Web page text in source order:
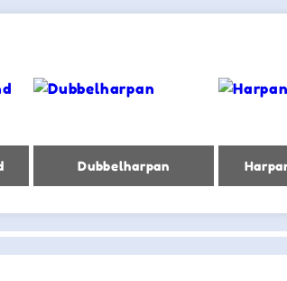
Dubbelharpan